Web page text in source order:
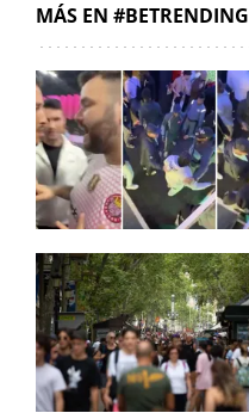
MÁS EN #BETRENDING